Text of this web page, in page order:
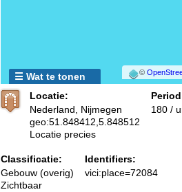
©
☰ Wat te tonen
Locatie:
Nederland, Nijmegen
geo:51.848412,5.848512
Locatie precies
180 /
Classificatie:
Gebouw (overig)
Zichtbaar
Identifiers:
vici:place=72084